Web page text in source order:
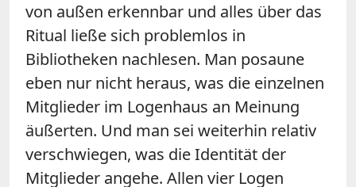
von außen erkennbar und alles über das
Ritual ließe sich problemlos in
Bibliotheken nachlesen. Man posaune
eben nur nicht heraus, was die einzelnen
Mitglieder im Logenhaus an Meinung
äußerten. Und man sei weiterhin relativ
verschwiegen, was die Identität der
Mitglieder angehe. Allen vier Logen